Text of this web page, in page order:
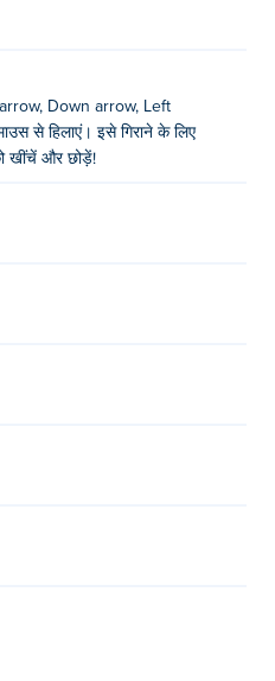
Down arrow, Left
से हिलाएं। इसे गिराने के लिए
खींचें और छोड़ें!